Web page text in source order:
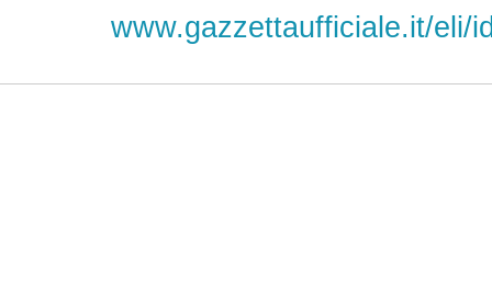
www.gazzettaufficiale.it/eli/